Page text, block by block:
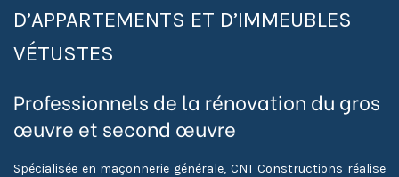
D’APPARTEMENTS ET D’IMMEUBLES
VÉTUSTES
Professionnels de la rénovation du gros
œuvre et second œuvre
Spécialisée en maçonnerie générale, CNT Constructions réalise